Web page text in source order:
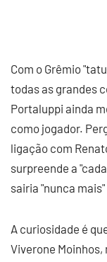
Com o Grêmio
todas as grandes
Portaluppi ainda
como jogador.
ligação com
surpreende a
sairia "nunca
A curiosidade é
Viverone